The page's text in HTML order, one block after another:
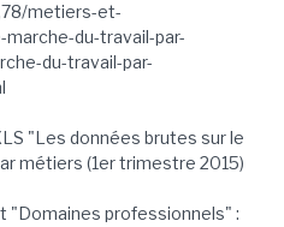
metiers-et-
du-travail-par-
du-travail-par-
"Les données brutes sur le
métiers (1er trimestre 2015)
"Domaines professionnels" :